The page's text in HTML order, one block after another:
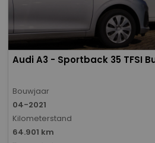
Audi A3 - Sportback 35 TFSI
Bouwjaar
04-2021
Kilometerstand
64.901 km